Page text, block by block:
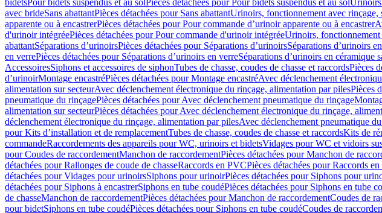
bidetsPour bidets suspendus et au solPièces détachées pour Pour bidets suspendus et au solUrinoirs
avec brideSans abattantPièces détachées pour Sans abattantUrinoirs, fonctionnement avec rinçage,
apparente ou à encastrerPièces détachées pour Pour commande d’urinoir apparente ou à encastrer
d'urinoir intégréePièces détachées pour Pour commande d'urinoir intégréeUrinoirs, fonctionnement
abattantSéparations d’urinoirsPièces détachées pour Séparations d’urinoirsSéparations d’urinoirs
en verrePièces détachées pour Séparations d’urinoirs en verreSéparations d’urinoirs en céramique
AccessoiresSiphons et accessoires de siphonTubes de chasse, coudes de chasse et raccordsPièces
dʼurinoirMontage encastréPièces détachées pour Montage encastréAvec déclenchement
alimentation sur secteurAvec déclenchement électronique du rinçage, alimentation par pilesPièces
pneumatique du rinçagePièces détachées pour Avec déclenchement pneumatique du rinçage
alimentation sur secteurPièces détachées pour Avec déclenchement électronique du rinçage,
déclenchement électronique du rinçage, alimentation par pilesAvec déclenchement pneumatique
pour Kits d’installation et de remplacementTubes de chasse, coudes de chasse et raccordsKits de
commandeRaccordements des appareils pour WC, urinoirs et bidetsVidages pour WC et vidoirs
pour Coudes de raccordementManchon de raccordementPièces détachées pour Manchon de
détachées pour Rallonges de coude de chasseRaccords en PVCPièces détachées pour Raccords
détachées pour Vidages pour urinoirsSiphons pour urinoirPièces détachées pour Siphons pour
détachées pour Siphons à encastrerSiphons en tube coudéPièces détachées pour Siphons en tube
de chasseManchon de raccordementPièces détachées pour Manchon de raccordementCoudes de
pour bidetSiphons en tube coudéPièces détachées pour Siphons en tube coudéCoudes de